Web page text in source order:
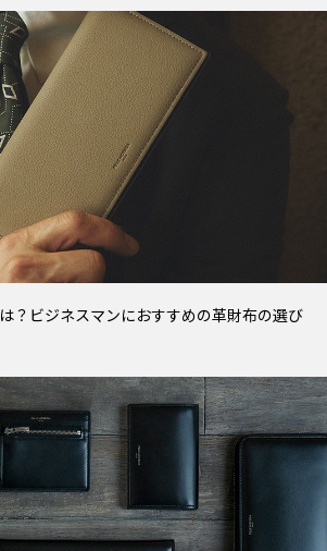
？ビジネスマンにおすすめの革財布の選び